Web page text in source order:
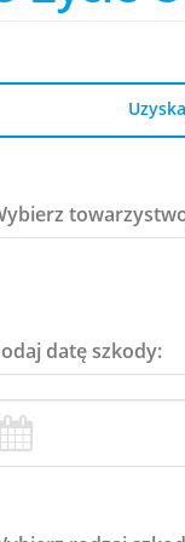
datę szkody: